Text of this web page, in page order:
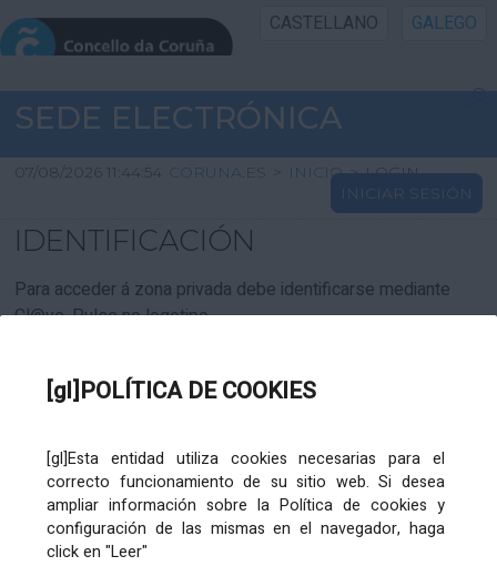
[gl]POLÍTICA DE COOKIES
[gl]Esta entidad utiliza cookies necesarias para el
correcto funcionamiento de su sitio web. Si desea
ampliar información sobre la Política de cookies y
configuración de las mismas en el navegador, haga
click en "Leer"
CASTELLANO GALEGO
INICIO SEDE
INICIO
INFORMACIÓN PÚBLICA
CARTAFOL CIDADÁN
SEDE ELECTRÓNICA
07/08/2026 11:44:54 CORUNA.ES > INICIO > LOGIN
INICIAR SESIÓN
IDENTIFICACIÓN
Para acceder á zona privada debe identificarse mediante
Cl@ve. Pulse no logotipo